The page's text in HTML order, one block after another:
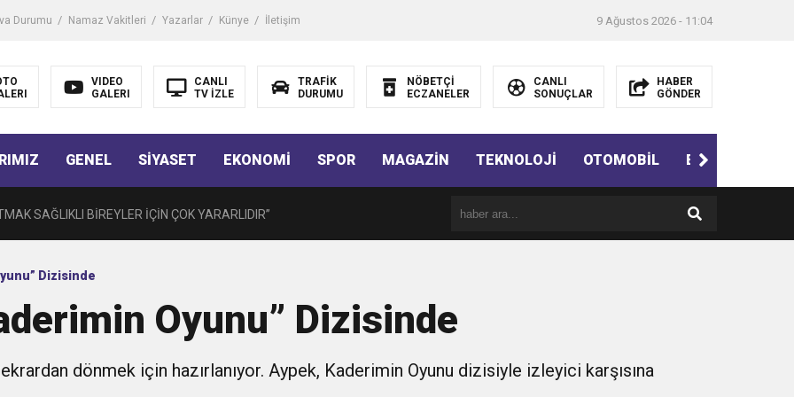
Durumu Namaz Vakitleri Yazarlar Künye İletişim 9 Ağustos 2026 - 11:04
VIDEO
GALERI
CANLI
TV İZLE
TRAFİK
DURUMU
NÖBETÇİ
ECZANELER
CANLI
SONUÇLAR
HABER
GÖNDER
GENEL SİYASET EKONOMİ SPOR MAGAZİN TEKNOLOJİ OTOMOBİL EĞİTİM
LİSELİLERE BİLGİLENDİRME
SAĞLIKLI BİREYLER İÇİN ÇOK YARARLIDIR”
OLGULARA CERRAHİ YAKLAŞIM”
Tedavi Edilebilmektedir.
DOLAYISIYLA BİN 100 PERSONELE BİSİKLET DAĞITTI
Dizisinde
Oyunu” Dizisinde
dönmek için hazırlanıyor. Aypek, Kaderimin Oyunu dizisiyle izleyici karşısına